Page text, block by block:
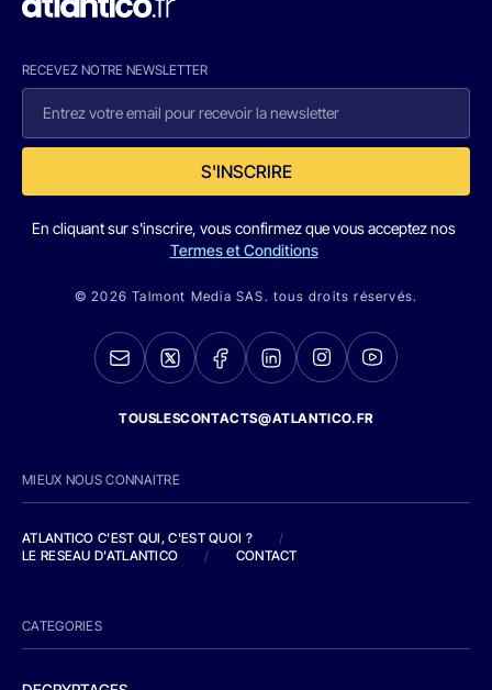
RECEVEZ NOTRE NEWSLETTER
S'INSCRIRE
En cliquant sur s'inscrire, vous confirmez que vous acceptez nos
Termes et Conditions
© 2026 Talmont Media SAS. tous droits réservés.
TOUSLESCONTACTS@ATLANTICO.FR
MIEUX NOUS CONNAITRE
ATLANTICO C'EST QUI, C'EST QUOI ?
/
LE RESEAU D'ATLANTICO
/ CONTACT
CATEGORIES